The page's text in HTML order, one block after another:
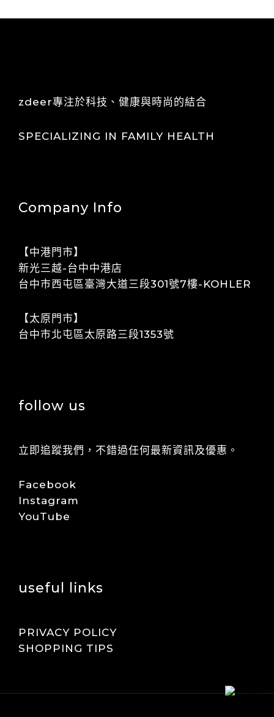
zdeer專注於科技、健康與時尚的結合
SPECIALIZING IN FAMILY HEALTH
Company Info
【中港門市】
​​新光三越-台中中港店
​​​​台中市西屯區臺灣大道三段301號7樓-KOHLER
【太原門市】
​​台中市北屯區太原路三段1353號
follow us
立即追蹤我們，不錯過任何最新資訊及優惠。
Facebook
Instagram
YouTube
useful links
PRIVACY POLICY
SHOPPING TIPS